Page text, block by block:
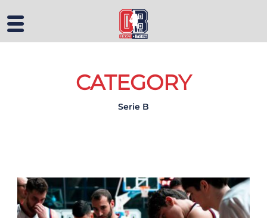
CATEGORY
Serie B